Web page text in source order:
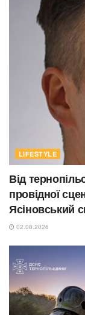
LIFESTYLE
Від
провідної
Ясіновський
02.08.2026